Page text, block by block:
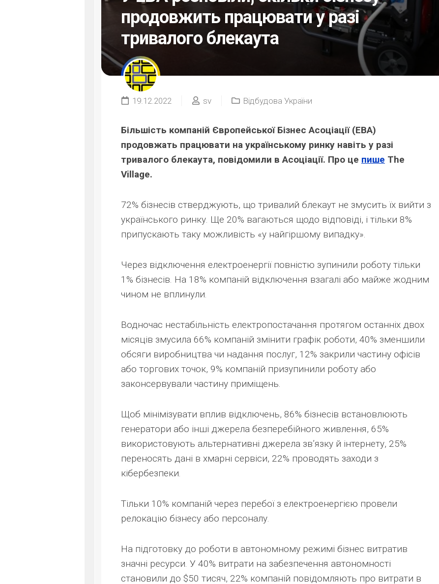
продовжить працювати у разі
тривалого блекаута
19.12.2022 sv Відбудова України
Більшість компаній Європейської Бізнес Асоціації (EBA)
продовжать працювати на українському ринку навіть у разі
тривалого блекаута, повідомили в Асоціації. Про це пише The
Village.
72% бізнесів стверджують, що тривалий блекаут не змусить їх вийти з
українського ринку. Ще 20% вагаються щодо відповіді, і тільки 8%
припускають таку можливість «у найгіршому випадку».
Через відключення електроенергії повністю зупинили роботу тільки
1% бізнесів. На 18% компаній відключення взагалі або майже жодним
чином не вплинули.
Водночас нестабільність електропостачання протягом останніх двох
місяців змусила 66% компаній змінити графік роботи, 40% зменшили
обсяги виробництва чи надання послуг, 12% закрили частину офісів
або торгових точок, 9% компаній призупинили роботу або
законсервували частину приміщень.
Щоб мінімізувати вплив відключень, 86% бізнесів встановлюють
генератори або інші джерела безперебійного живлення, 65%
використовують альтернативні джерела зв’язку й інтернету, 25%
переносять дані в хмарні сервіси, 22% проводять заходи з
кібербезпеки.
Тільки 10% компаній через перебої з електроенергією провели
релокацію бізнесу або персоналу.
На підготовку до роботи в автономному режимі бізнес витратив
значні ресурси. У 40% витрати на забезпечення автономності
становили до $50 тисяч, 22% компаній повідомляють про витрати в